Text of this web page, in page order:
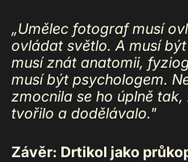
„Umělec fotograf musí
ovládat světlo. A musí
musí znát anatomii,
musí být psychologem.
zmocnila se ho úplně
tvořilo a dodělávalo."
Závěr: Drtikol jako